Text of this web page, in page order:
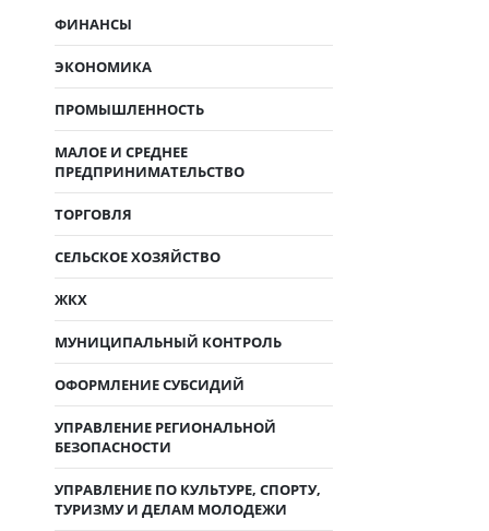
ФИНАНСЫ
ЭКОНОМИКА
ПРОМЫШЛЕННОСТЬ
МАЛОЕ И СРЕДНЕЕ
ПРЕДПРИНИМАТЕЛЬСТВО
ТОРГОВЛЯ
СЕЛЬСКОЕ ХОЗЯЙСТВО
ЖКХ
МУНИЦИПАЛЬНЫЙ КОНТРОЛЬ
ОФОРМЛЕНИЕ СУБСИДИЙ
УПРАВЛЕНИЕ РЕГИОНАЛЬНОЙ
БЕЗОПАСНОСТИ
УПРАВЛЕНИЕ ПО КУЛЬТУРЕ, СПОРТУ,
ТУРИЗМУ И ДЕЛАМ МОЛОДЕЖИ